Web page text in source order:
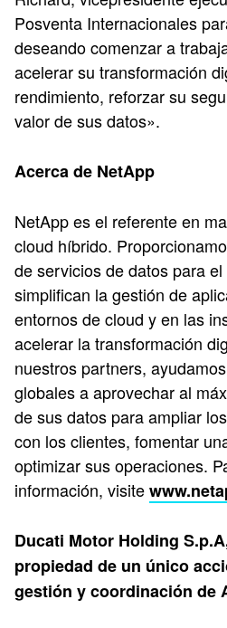
Posventa Internacionales
deseando comenzar a
acelerar su transformación
rendimiento, reforzar su
valor de sus datos».
Acerca de NetApp
NetApp es el referente en
cloud híbrido.
de servicios de datos para
simplifican la gestión de
entornos de cloud y en las
acelerar la transformación
nuestros partners,
globales a aprovechar al
de sus datos para ampliar
con los clientes, fomentar
optimizar sus operaciones.
información, visite
Ducati Motor Holding
propiedad de un único
gestión y coordinación de